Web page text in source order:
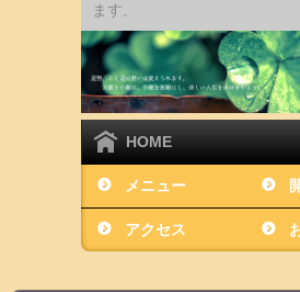
ます
HOME
メニュー
アクセス